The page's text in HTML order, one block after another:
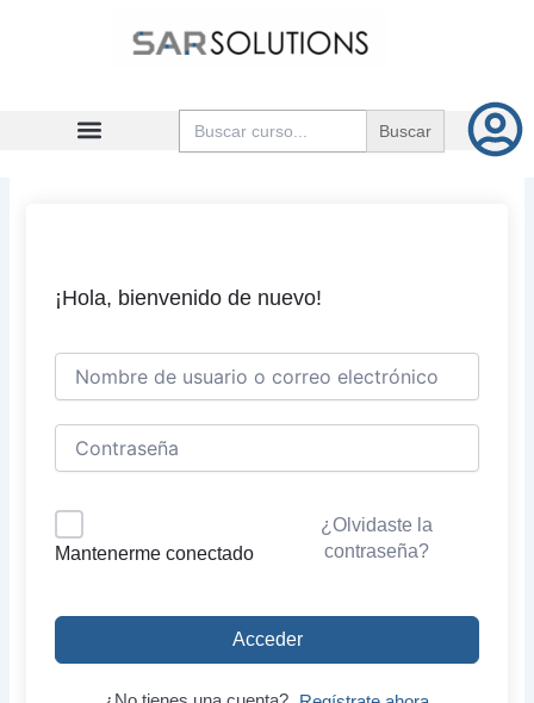
Buscar:
¡Hola, bienvenido de nuevo!
Mantenerme conectado
¿Olvidaste la
contraseña?
Acceder